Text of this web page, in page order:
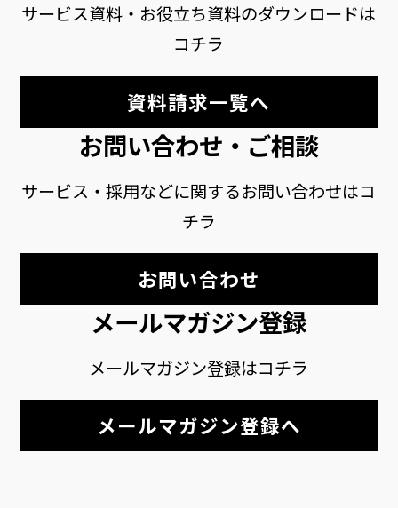
サービス資料・お役立ち資料のダウンロードは
コチラ
資料請求一覧へ
お問い合わせ・ご相談
サービス・採用などに関するお問い合わせはコ
チラ
お問い合わせ
メールマガジン登録
メールマガジン登録はコチラ
メールマガジン登録へ